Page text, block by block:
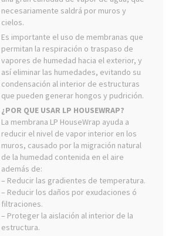
necesariamente saldrá por muros y
cielos.
Es importante el uso de membranas que
permitan la respiración o traspaso de
vapores de humedad hacia el exterior, y
así eliminar las humedades, evitando su
condensación al interior de estructuras
que pueden generar hongos y pudrición.
¿POR QUE USAR LP HOUSEWRAP?
La membrana LP HouseWrap ayuda a
reducir el nivel de vapor interior en los
muros, causado por la migración natural
de la humedad contenida en el aire
además de:
– Reducir las gradientes de temperatura.
– Reducir los daños por exudaciones ó
filtraciones.
– Proteger la aislación al interior de la
estructura.